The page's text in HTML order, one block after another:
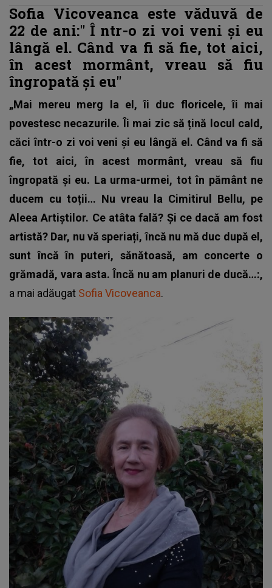
Sofia Vicoveanca este văduvă de
22 de ani:"Î ntr-o zi voi veni și eu
lângă el. Când va fi să fie, tot aici,
în acest mormânt, vreau să fiu
îngropată și eu"
„Mai mereu merg la el, îi duc floricele, îi mai
povestesc necazurile. Îi mai zic să țină locul cald,
căci într-o zi voi veni și eu lângă el. Când va fi să
fie, tot aici, în acest mormânt, vreau să fiu
îngropată și eu. La urma-urmei, tot în pământ ne
ducem cu toții… Nu vreau la Cimitirul Bellu, pe
Aleea Artiștilor. Ce atâta fală? Și ce dacă am fost
artistă? Dar, nu vă speriați, încă nu mă duc după el,
sunt încă în puteri, sănătoasă, am concerte o
grămadă, vara asta. Încă nu am planuri de ducă…:,
a mai adăugat Sofia Vicoveanca.